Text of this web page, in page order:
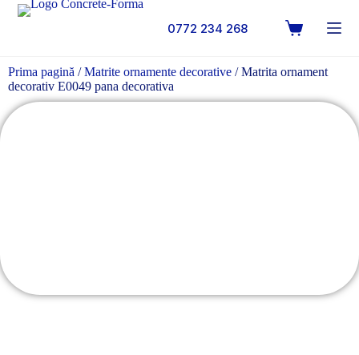
0772 234 268
Prima pagină /Matrite ornamente decorative / Matrita ornament
decorativ E0049 pana decorativa